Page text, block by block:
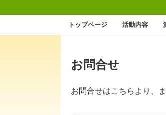
トップページ 活動内容
お問合せ
お問合せはこちらより、